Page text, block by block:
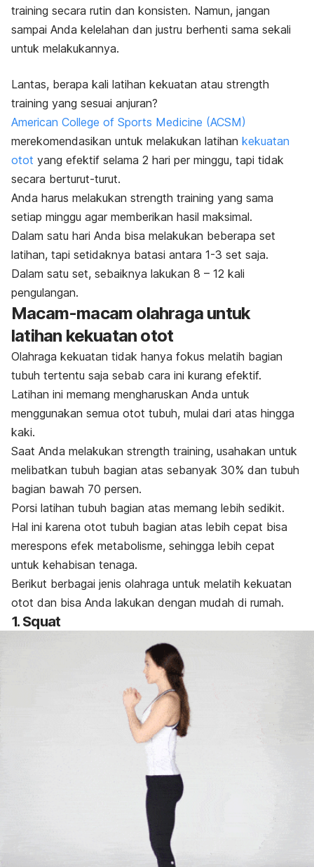
training secara rutin dan konsisten. Namun, jangan
sampai Anda kelelahan dan justru berhenti sama sekali
untuk melakukannya.
Lantas, berapa kali latihan kekuatan atau strength
training yang sesuai anjuran?
American College of Sports Medicine (ACSM)
merekomendasikan untuk melakukan latihan kekuatan
otot yang efektif selama 2 hari per minggu, tapi tidak
secara berturut-turut.
Anda harus melakukan strength training yang sama
setiap minggu agar memberikan hasil maksimal.
Dalam satu hari Anda bisa melakukan beberapa set
latihan, tapi setidaknya batasi antara 1-3 set saja.
Dalam satu set, sebaiknya lakukan 8 – 12 kali
pengulangan.
Macam-macam olahraga untuk
latihan kekuatan otot
Olahraga kekuatan tidak hanya fokus melatih bagian
tubuh tertentu saja sebab cara ini kurang efektif.
Latihan ini memang mengharuskan Anda untuk
menggunakan semua otot tubuh, mulai dari atas hingga
kaki.
Saat Anda melakukan strength training, usahakan untuk
melibatkan tubuh bagian atas sebanyak 30% dan tubuh
bagian bawah 70 persen.
Porsi latihan tubuh bagian atas memang lebih sedikit.
Hal ini karena otot tubuh bagian atas lebih cepat bisa
merespons efek metabolisme, sehingga lebih cepat
untuk kehabisan tenaga.
Berikut berbagai jenis olahraga untuk melatih kekuatan
otot dan bisa Anda lakukan dengan mudah di rumah.
1. Squat